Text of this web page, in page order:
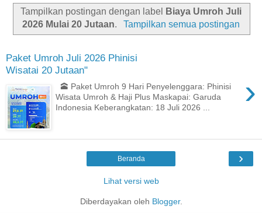
Tampilkan postingan dengan label
Biaya Umroh Juli
2026 Mulai 20 Jutaan. Tampilkan semua postingan
Paket Umroh Juli 2026 Phinisi
Wisatai 20 Jutaan"
›
🕋 Paket Umroh 9 Hari Penyelenggara: Phinisi
Wisata Umroh & Haji Plus Maskapai: Garuda
Indonesia Keberangkatan: 18 Juli 2026 ...
›
Beranda
Lihat versi web
Diberdayakan oleh Blogger.